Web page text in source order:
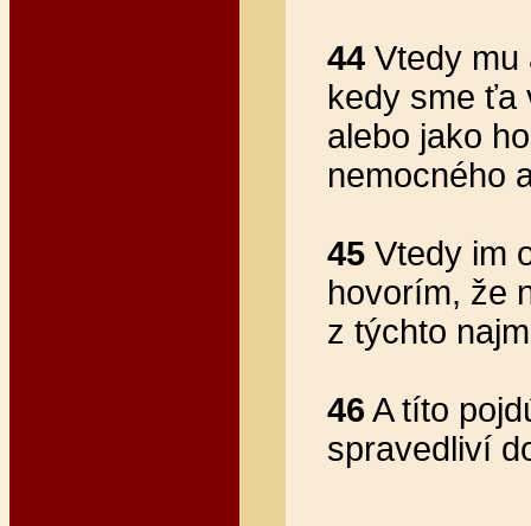
44Vtedy mu
kedy sme ťa
alebo jako
nemocného
45Vtedy im
hovorím, že
z týchto
46 A títo
spravedliví